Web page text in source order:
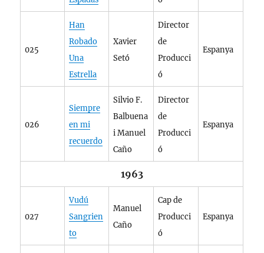
025
Han
Robado
Una
Estrella
Xavier
Setó
Director
de
Producci
ó
Espanya
026
Siempre
en mi
recuerdo
Silvio F.
Balbuena
i Manuel
Caño
Director
de
Producci
ó
Espanya
1963
027
Vudú
Sangrien
to
Manuel
Caño
Cap de
Producci
ó
Espanya